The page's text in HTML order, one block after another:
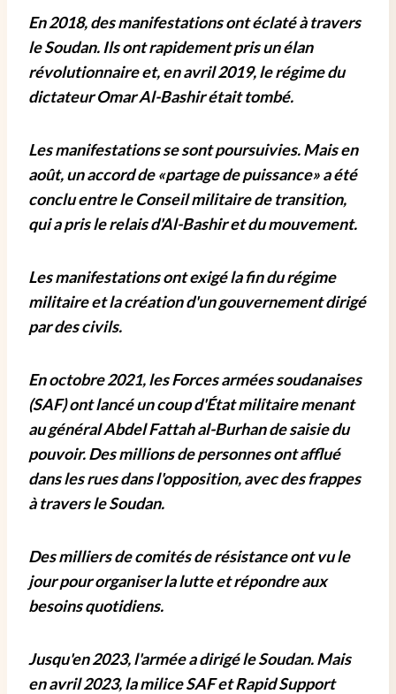
En 2018, des manifestations ont éclaté à travers
le Soudan. Ils ont rapidement pris un élan
révolutionnaire et, en avril 2019, le régime du
dictateur Omar Al-Bashir était tombé.
Les manifestations se sont poursuivies. Mais en
août, un accord de «partage de puissance» a été
conclu entre le Conseil militaire de transition,
qui a pris le relais d'Al-Bashir et du mouvement.
Les manifestations ont exigé la fin du régime
militaire et la création d'un gouvernement dirigé
par des civils.
En octobre 2021, les Forces armées soudanaises
(SAF) ont lancé un coup d'État militaire menant
au général Abdel Fattah al-Burhan de saisie du
pouvoir. Des millions de personnes ont afflué
dans les rues dans l'opposition, avec des frappes
à travers le Soudan.
Des milliers de comités de résistance ont vu le
jour pour organiser la lutte et répondre aux
besoins quotidiens.
Jusqu'en 2023, l'armée a dirigé le Soudan. Mais
en avril 2023, la milice SAF et Rapid Support